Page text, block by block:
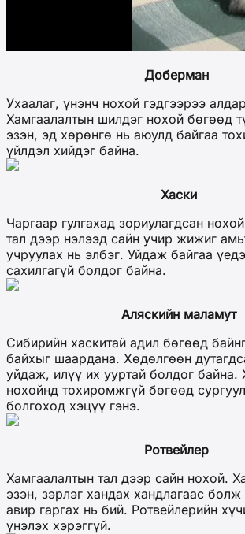
Доберман
Ухаалаг, үнэнч нохой гэдгээрээ
Хамгаалалтын шилдэг нохой бөгөөд
эзэн, эд хөрөнгө нь аюулд байгаа
үйлдэл хийдэг байна.
Хаски
Чаргаар гулгахад зориулагдсан
тал дээр нэлээд сайн учир жижиг
учруулах нь элбэг. Уйдаж байгаа
сахилгагүй болдог байна.
Аляскийн маламут
Сибирийн хаскитай адил бөгөөд
байхыг шаардана. Хөдөлгөөн
уйдаж, илүү их ууртай болдог байна.
нохойнд тохиромжгүй бөгөөд
болгоход хэцүү гэнэ.
Ротвейлер
Хамгаалалтын тал дээр сайн нохой.
эзэн, зэрлэг хандах хандлагаас
авир гаргах нь бий. Ротвейлерийн
үнэлэх хэрэггүй.